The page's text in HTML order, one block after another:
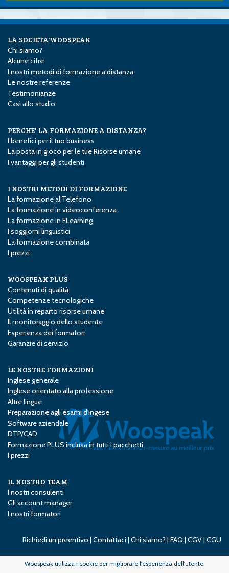
LA SOCIETA'WOOSPEAK
Chi siamo?
Alcune cifre
I nostri metodi di formazione a distanza
Le nostre referenze
Testimonianze
Casi allo studio
PERCHE' LA FORMAZIONE A DISTANZA?
I benefici per il tuo business
La posta in gioco per le tue Risorse umane
I vantaggi per gli studenti
I NOSTRI METODI DI FORMAZIONE
La formazione al Telefono
La formazione in videoconferenza
La formazione in E­Learning
I soggiorni linguistici
La formazione combinata
I prezzi
WOOSPEAK PLUS
Contenuti di qualità
Competenze tecnologiche
Utilità in reparto risorse umane
Il monitoraggio dello studente
Esperienza dei formatori
Garanzie di servizio
LE NOSTRE FORMAZIONI
Inglese generale
Inglese orientato alla professione
Altre lingue
Preparazione agli esami d'ingese
Software aziendale
DTP/CAD
Formazione PLUS inclusa in tutti i pacchetti
I prezzi
IL NOSTRO TEAM
I nostri consulenti
Gli account manager
I nostri formatori
Richiedi un preentivo | Contattaci | Chi siamo? | FAQ | CGV| CGU
Woospeak utilizza i cookie per migliorare l'esperienza dell'utente,